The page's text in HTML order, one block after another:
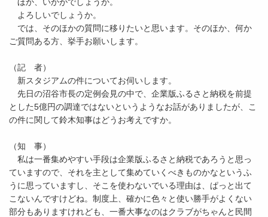
よろしいでしょうか。
では、そのほかの質問に移りたいと思います。そのほか、何か
ご質問ある方、挙手お願いします。
（記 者）
新スタジアムの件についてお伺いします。
先日の沼谷市長の定例会見の中で、企業版ふるさと納税を前提
とした5億円の調達ではないというようなお話がありましたが、こ
の件に関して鈴木知事はどうお考えですか。
（知 事）
私は一番集めやすい手段は企業版ふるさと納税であろうと思っ
ていますので、それを主として集めていくべきものかなというふ
うに思っていますし、そこを使わないでいる理由は、ぱっと出て
こないんですけどね。制度上、確かに色々と使い勝手がよくない
部分もありますけれども、一番大事なのはクラブがちゃんと民間